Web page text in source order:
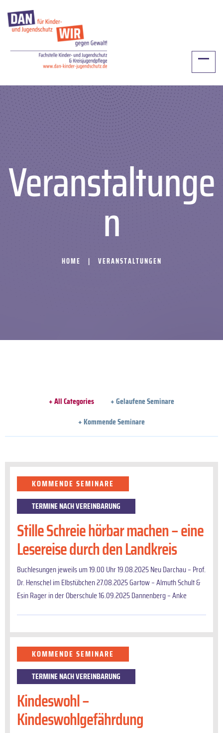
Veranstaltunge
n
HOME VERANSTALTUNGEN
+ All Categories
+ Gelaufene Seminare
+ Kommende Seminare
KOMMENDE SEMINARE
TERMINE NACH VEREINBARUNG
Stille Schreie hörbar machen – eine
Lesereise durch den Landkreis
Buchlesungen jeweils um 19.00 Uhr 19.08.2025 Neu Darchau – Prof.
Dr. Henschel im Elbstübchen 27.08.2025 Gartow – Almuth Schult &
Esin Rager in der Oberschule 16.09.2025 Dannenberg – Anke
KOMMENDE SEMINARE
TERMINE NACH VEREINBARUNG
Kindeswohl –
Kindeswohlgefährdung